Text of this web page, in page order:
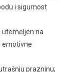
i sigurnost
utemeljen na
emotivne
prazninu;